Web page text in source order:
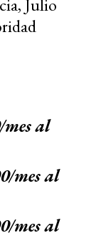
Julio
al
mes al
mes al